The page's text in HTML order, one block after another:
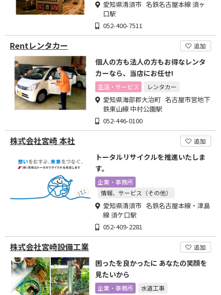
愛知県清須市 名鉄名古屋本線 須ヶ
口駅
052-400-7511
Rentレンタカー 追加
個人の方も法人の方もお得なレンタ
カーなら、当店にお任せ!
生活・サービス レンタカー
愛知県海部郡大治町 名古屋市営地下
鉄東山線 中村公園駅
052-446-0100
株式会社宮崎 本社 追加
トータルリサイクルを推進いたしま
す。
企業・事務所
情報、サービス（その他）
愛知県清須市 名鉄名古屋本線・津島
線 須ケ口駅
052-409-2281
株式会社宮崎設備工業 追加
困ったを良かったに あなたの笑顔を
見たいから
企業・事務所 水道工事